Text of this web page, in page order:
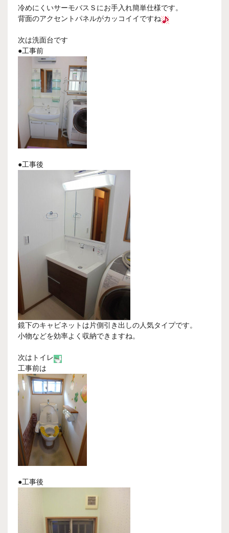
冷めにくいサーモバスＳにお手入れ簡単仕様です。
背面のアクセントパネルがカッコイイですね
次は洗面台です
●工事前
●工事後
鏡下のキャビネットは片側引き出しの人気タイプです。
小物などを効率よく収納できますね。
次はトイレ
工事前は
●工事後